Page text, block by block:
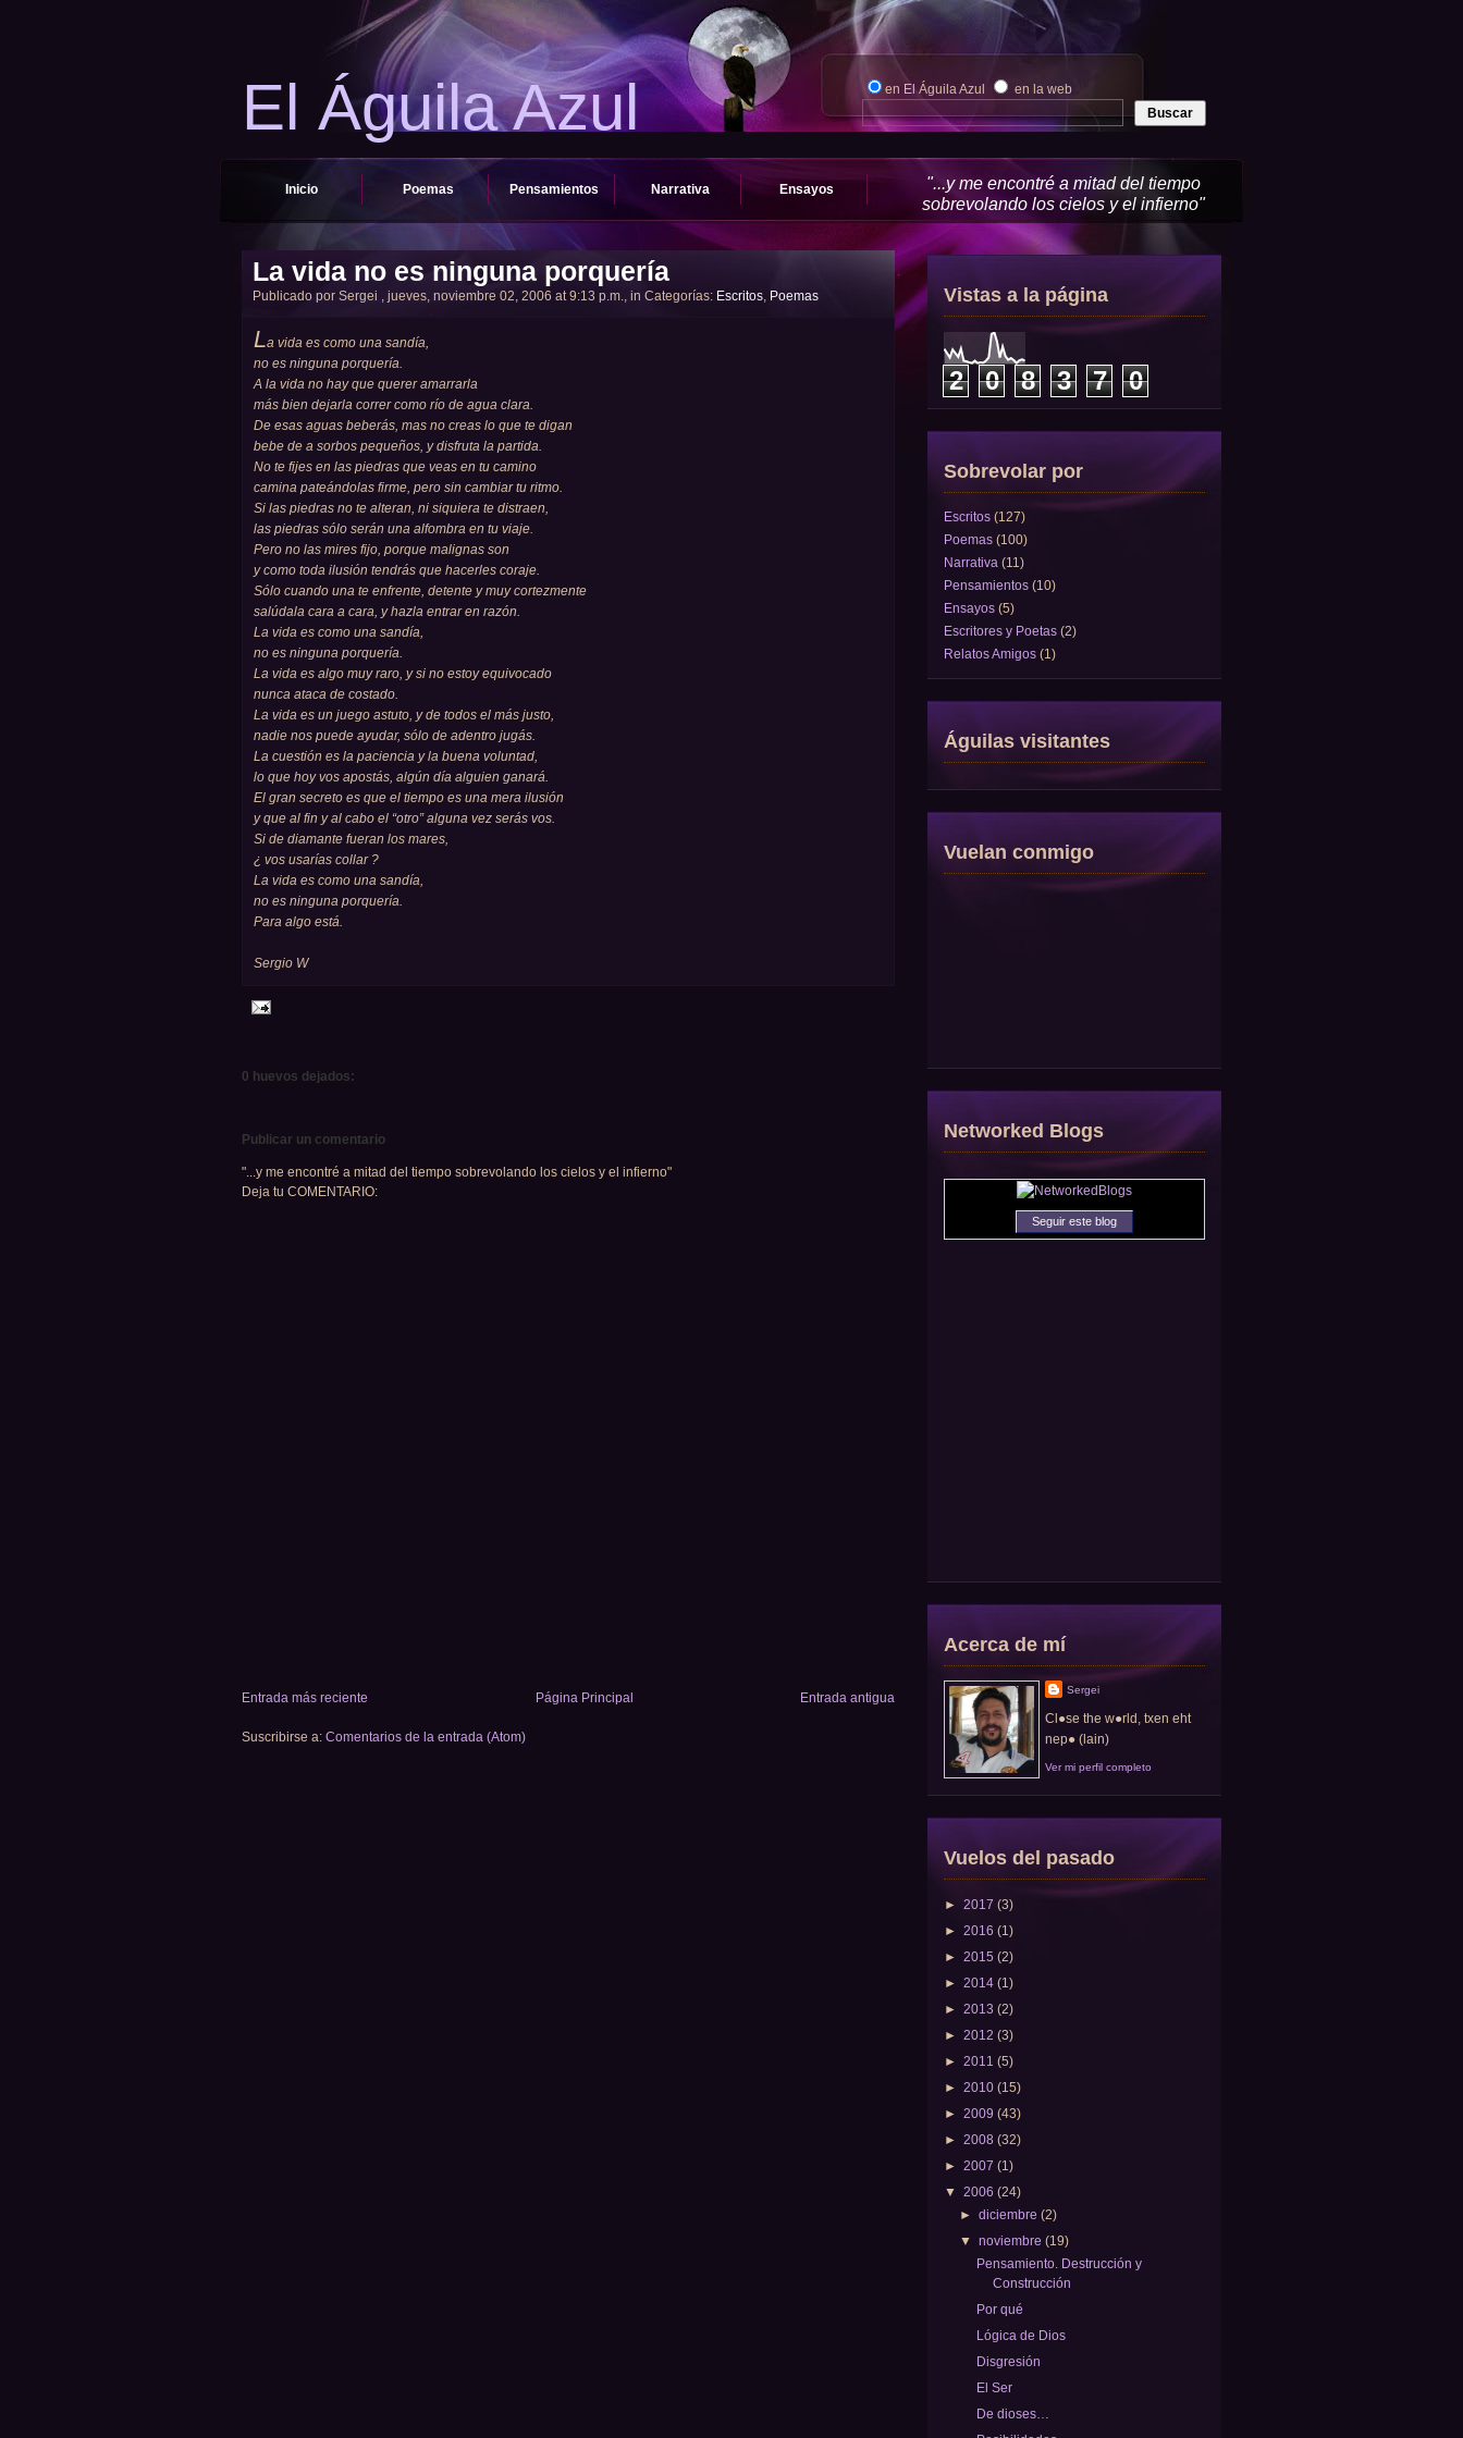
El Águila Azul en El Águila Azul en la web
Inicio Poemas Pensamientos Narrativa Ensayos
"...y me encontré a mitad del tiempo
sobrevolando los cielos y el infierno"
La vida no es ninguna porquería
Publicado por Sergei , jueves, noviembre 02, 2006 at 9:13 p.m., in Categorías: Escritos, Poemas
La vida es como una sandía,
no es ninguna porquería.
A la vida no hay que querer amarrarla
más bien dejarla correr como río de agua clara.
De esas aguas beberás, mas no creas lo que te digan
bebe de a sorbos pequeños, y disfruta la partida.
No te fijes en las piedras que veas en tu camino
camina pateándolas firme, pero sin cambiar tu ritmo.
Si las piedras no te alteran, ni siquiera te distraen,
las piedras sólo serán una alfombra en tu viaje.
Pero no las mires fijo, porque malignas son
y como toda ilusión tendrás que hacerles coraje.
Sólo cuando una te enfrente, detente y muy cortezmente
salúdala cara a cara, y hazla entrar en razón.
La vida es como una sandía,
no es ninguna porquería.
La vida es algo muy raro, y si no estoy equivocado
nunca ataca de costado.
La vida es un juego astuto, y de todos el más justo,
nadie nos puede ayudar, sólo de adentro jugás.
La cuestión es la paciencia y la buena voluntad,
lo que hoy vos apostás, algún día alguien ganará.
El gran secreto es que el tiempo es una mera ilusión
y que al fin y al cabo el “otro” alguna vez serás vos.
Si de diamante fueran los mares,
¿ vos usarías collar ?
La vida es como una sandía,
no es ninguna porquería.
Para algo está.
Sergio W
0 huevos dejados:
Publicar un comentario
"...y me encontré a mitad del tiempo sobrevolando los cielos y el infierno"
Deja tu COMENTARIO:
Entrada más reciente Entrada antigua
Página Principal
Suscribirse a: Comentarios de la entrada (Atom)
Vistas a la página
2 0 8 3 7 0
Sobrevolar por
Escritos (127)
Poemas (100)
Narrativa (11)
Pensamientos (10)
Ensayos (5)
Escritores y Poetas (2)
Relatos Amigos (1)
Águilas visitantes
Vuelan conmigo
Networked Blogs
Seguir este blog
Acerca de mí
Sergei
Cl●se the w●rld, txen eht
nep● (lain)
Ver mi perfil completo
Vuelos del pasado
► 2017 (3)
► 2016 (1)
► 2015 (2)
► 2014 (1)
► 2013 (2)
► 2012 (3)
► 2011 (5)
► 2010 (15)
► 2009 (43)
► 2008 (32)
► 2007 (1)
▼ 2006 (24)
►diciembre(2)
▼noviembre(19)
Pensamiento. Destrucción y
Construcción
Por qué
Lógica de Dios
Disgresión
El Ser
De dioses…